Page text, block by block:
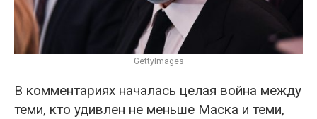
GettyImages
В комментариях началась целая война между
теми, кто удивлен не меньше Маска и теми,